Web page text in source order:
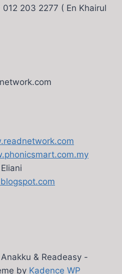
203 2277 ( En Khairul
& Readeasy -
by Kadence WP